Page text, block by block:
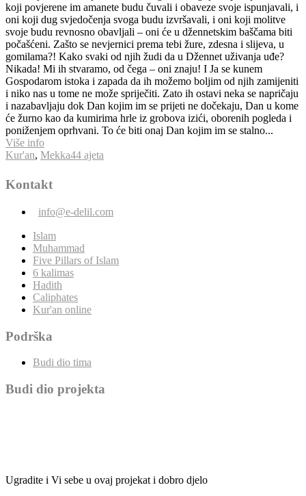
koji povjerene im amanete budu čuvali i obaveze svoje ispunjavali, i
oni koji dug svjedočenja svoga budu izvršavali, i oni koji molitve
svoje budu revnosno obavljali – oni će u džennetskim baščama biti
počašćeni. Zašto se nevjernici prema tebi žure, zdesna i slijeva, u
gomilama?! Kako svaki od njih žudi da u Džennet uživanja uđe?
Nikada! Mi ih stvaramo, od čega – oni znaju! I Ja se kunem
Gospodarom istoka i zapada da ih možemo boljim od njih zamijeniti
i niko nas u tome ne može spriječiti. Zato ih ostavi neka se napričaju
i nazabavljaju dok Dan kojim im se prijeti ne dočekaju, Dan u kome
će žurno kao da kumirima hrle iz grobova izići, oborenih pogleda i
poniženjem oprhvani. To će biti onaj Dan kojim im se stalno...
Više info
Kur'an, Mekka44 ajeta
Kontakt
info@e-delil.com
Islam
Muhammad
Five Pillars of Islam
6 kalimas
Hadith
Caliphates
Kur'an online
Podrška
Budi dio tima
Budi dio projekta
Ugradite i Vi sebe u ovaj projekat i dobro djelo